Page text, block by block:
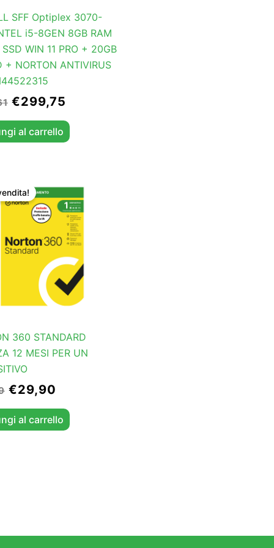
SFF Optiplex 3070-
i5-8GEN 8GB RAM
WIN 11 PRO + 20GB
+ NORTON ANTIVIRUS
€299,75
al carrello
360 STANDARD
12 MESI PER UN
prezzo
originale
€39,89.
€29,90
prezzo
attuale
è:
€29,90.
al carrello